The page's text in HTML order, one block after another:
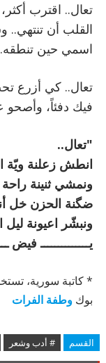
تعال.. اقترب
القلب أن تنتهي..
اسمي حين
تعال.. كي أزرع
فيك دفئاً، وأصحو
"تعال..
انطش زعلنة ويّة
ونمشي ثنينة
ضگنة الحزن خل
ونبشّر اعيونة
يــــــــــــــ فيض
* كاتبة سورية،
بوك وطفة الفرات
القسم # أدب وشعر